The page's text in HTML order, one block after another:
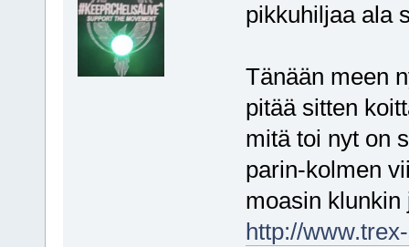
pikkuhiljaa ala
Tänään meen
pitää sitten
mitä toi nyt on
parin-kolmen
moasin klunkin
http://